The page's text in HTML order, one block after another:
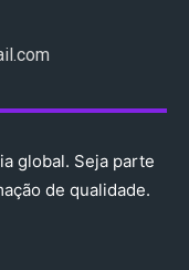
global. Seja parte
de qualidade.